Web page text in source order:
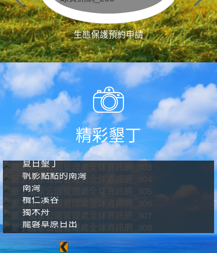
生態保護預約申請
精彩墾丁
夏日墾丁
帆影點點的南灣
南灣
欖仁溪谷
獨木舟
龍磐草原日出